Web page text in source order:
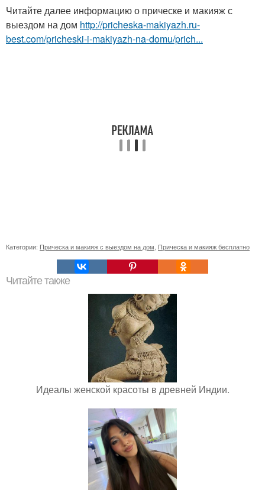
Читайте далее информацию о прическе и макияж с
выездом на дом http://pricheska-makiyazh.ru-
best.com/pricheski-i-makiyazh-na-domu/prich...
Категории: Прическа и макияж с выездом на дом Прическа и макияж бесплатно
Читайте также
Идеалы женской красоты в древней Индии.